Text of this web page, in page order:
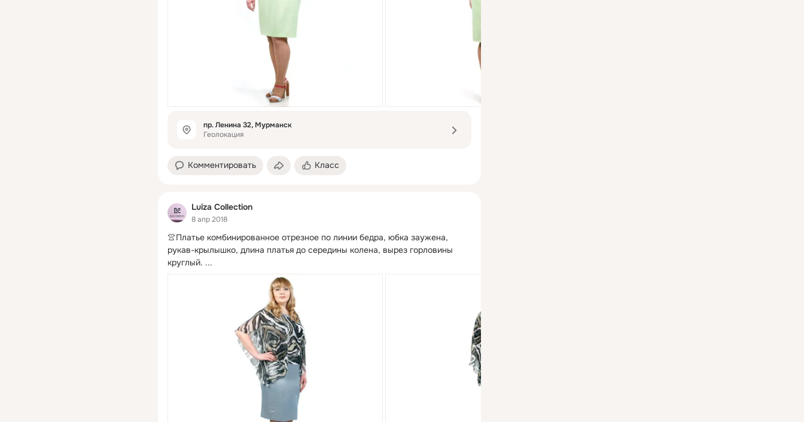
пр. Ленина 32, Мурманск
Геолокация
Комментировать Класс
Luiza Collection
8 апр 2018
👚Платье комбинированное отрезное по линии бедра, юбка заужена,
рукав-крылышко, длина платья до середины колена, вырез горловины
круглый. ...